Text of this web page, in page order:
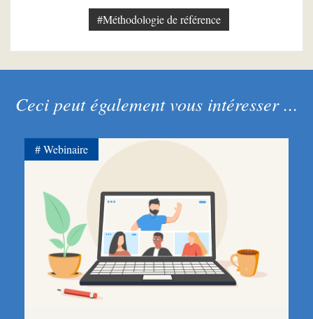
#Méthodologie de référence
Ceci peut également vous intéresser ...
Webinaire